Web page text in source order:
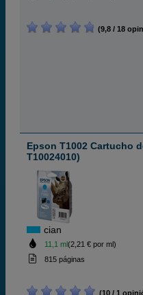
(9,8 / 18
Epson T1002 Cartucho
T10024010)
cian
11,1 ml(2,21 € por ml)
815 páginas
(10 / 1